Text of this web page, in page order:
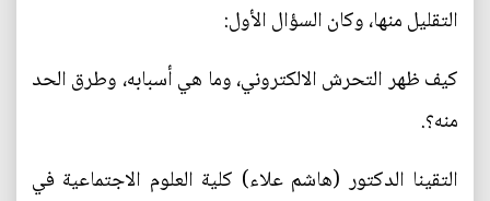
التقليل منها، وكان السؤال الأول:
كيف ظهر التحرش الالكتروني، وما هي أسبابه، وطرق الحد
منه؟.
التقينا الدكتور (هاشم علاء) كلية العلوم الاجتماعية في